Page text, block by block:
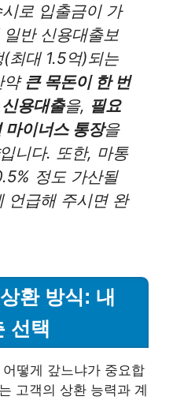
로 입출금이 가
반 신용대출보
최대 1.5억)되는
약 큰 목돈이 한 번
용대출을, 필요
마이너스 통장을
니다. 또한, 마통
정도 가산될
언급해 주시면 완
환 방식: 내
선택
떻게 갚느냐가 중요합
고객의 상환 능력과 계